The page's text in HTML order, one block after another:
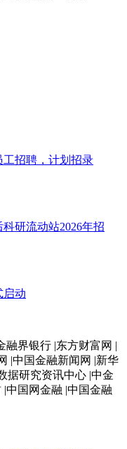
工招聘，计划招录
研流动站2026年招
启动
融界银行 |东方财富网 |
|中国金融新闻网 |新华
据研究资讯中心 |中金
中国网金融 |中国金融